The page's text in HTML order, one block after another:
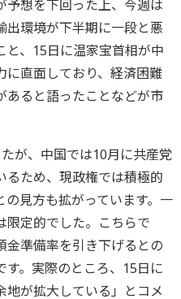
予想を下回った上、今週は
出環境が下半期に一段と悪
、15日に温家宝首相が中
に直面しており、経済困難
あると語ったことなどが市
が、中国では10月に共産党
るため、現政権では積極的
見方も拡がっています。一
限定的でした。こちらで
金準備率を引き下げるとの
。実際のところ、15日に
地が拡大している」とコメ